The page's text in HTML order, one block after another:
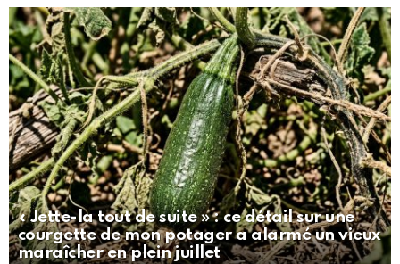
« Jette-la tout de suite » : ce détail sur une
courgette de mon potager a alarmé un vieux
maraîcher en plein juillet